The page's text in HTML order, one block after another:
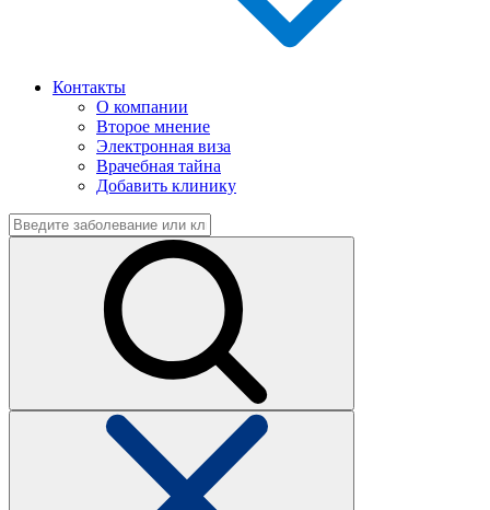
Контакты
О компании
Второе мнение
Электронная виза
Врачебная тайна
Добавить клинику